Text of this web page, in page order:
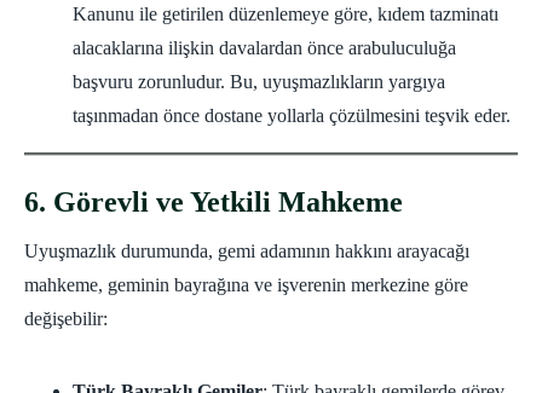
Kanunu ile getirilen düzenlemeye göre, kıdem tazminatı
alacaklarına ilişkin davalardan önce arabuluculuğa
başvuru zorunludur. Bu, uyuşmazlıkların yargıya
taşınmadan önce dostane yollarla çözülmesini teşvik eder.
6. Görevli ve Yetkili Mahkeme
Uyuşmazlık durumunda, gemi adamının hakkını arayacağı
mahkeme, geminin bayrağına ve işverenin merkezine göre
değişebilir: